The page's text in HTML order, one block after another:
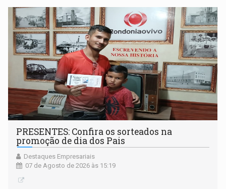
PRESENTES: Confira os sorteados na
promoção de dia dos Pais
Destaques Empresariais
07 de Agosto de 2026 às 15:19